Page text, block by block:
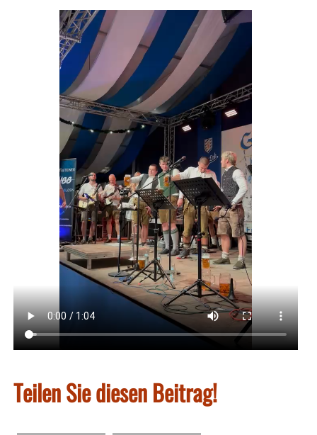
Teilen Sie diesen Beitrag!